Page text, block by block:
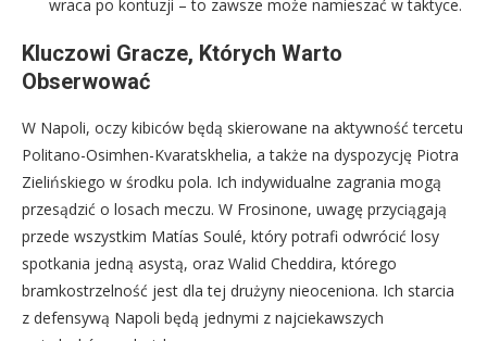
wraca po kontuzji – to zawsze może namieszać w taktyce.
Kluczowi Gracze, Których Warto
Obserwować
W Napoli, oczy kibiców będą skierowane na aktywność tercetu
Politano-Osimhen-Kvaratskhelia, a także na dyspozycję Piotra
Zielińskiego w środku pola. Ich indywidualne zagrania mogą
przesądzić o losach meczu. W Frosinone, uwagę przyciągają
przede wszystkim Matías Soulé, który potrafi odwrócić losy
spotkania jedną asystą, oraz Walid Cheddira, którego
bramkostrzelność jest dla tej drużyny nieoceniona. Ich starcia
z defensywą Napoli będą jednymi z najciekawszych